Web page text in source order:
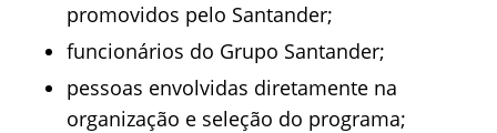
promovidos pelo Santander;
funcionários do Grupo Santander;
pessoas envolvidas diretamente na
organização e seleção do programa;